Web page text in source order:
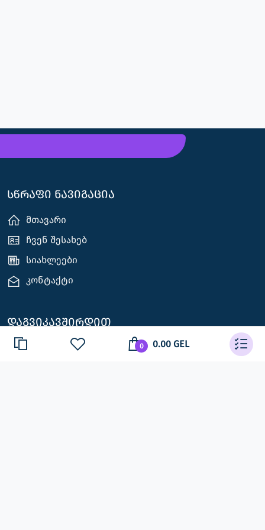
0 0.00 GEL
სწრაფი ნავიგაცია
მთავარი
ჩვენ შესახებ
სიახლეები
კონტაქტი
დაგვიკავშირდით
თბილისი, პეკინის. #25